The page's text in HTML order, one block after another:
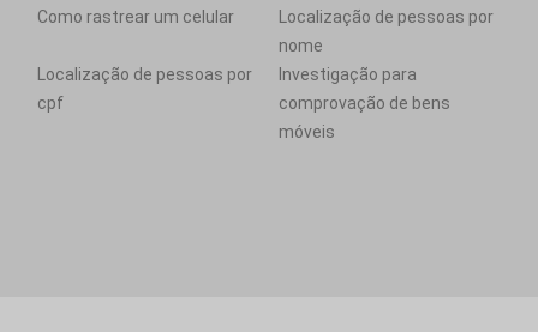
Como rastrear um celular
Localização de pessoas por
nome
Localização de pessoas por
cpf
Investigação para
comprovação de bens
móveis